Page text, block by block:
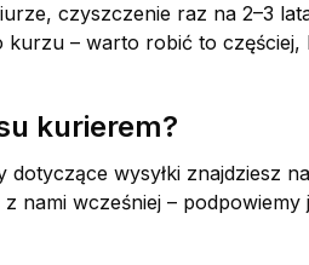
czyszczenie raz na 2–3
– warto robić to częściej,
kurierem?
dotyczące wysyłki znajdziesz
nami wcześniej – podpowiemy